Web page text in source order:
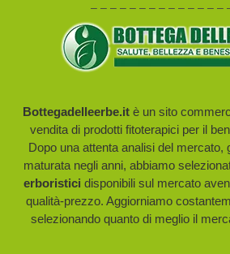
– – – – – – – – – – – – – –
Bottegadelleerbe.it è un sito
vendita di prodotti fitoterapici per il
Dopo una attenta analisi del mercato,
maturata negli anni, abbiamo
erboristici disponibili sul mercato
qualità-prezzo. Aggiorniamo
selezionando quanto di meglio il